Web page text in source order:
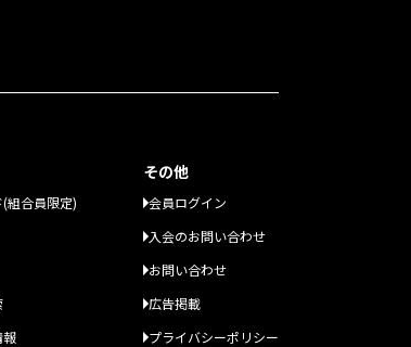
組合員限定)
報
その他
会員ログイン
入会のお問い合わせ
お問い合わせ
広告掲載
プライバシーポリシー